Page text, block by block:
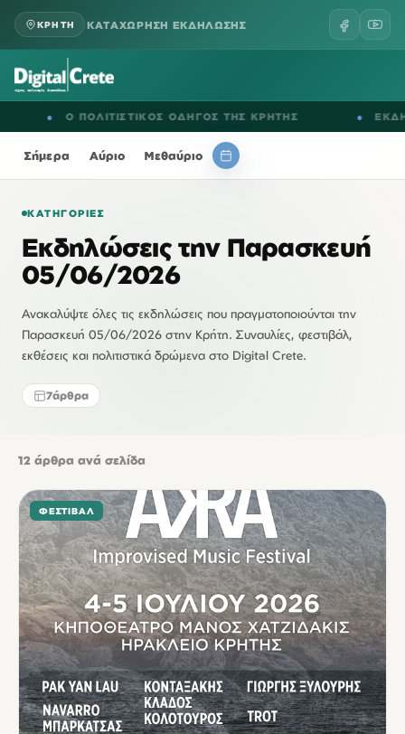
ΚΡΗΤΗ ΚΑΤΑΧΩΡΗΣΗ ΕΚΔΗΛΩΣΗΣ
Ο ΠΟΛΙΤΙΣΤΙΚΟΣ ΟΔΗΓΟΣ ΤΗΣ ΚΡΗΤΗΣ
Σήμερα Αύριο Μεθαύριο
ΚΑΤΗΓΟΡΊΕΣ
Εκδηλώσεις την Παρασκευή
05/06/2026
Ανακαλύψτε όλες τις εκδηλώσεις που πραγματοποιούνται την
Παρασκευή 05/06/2026 στην Κρήτη. Συναυλίες, φεστιβάλ,
εκθέσεις και πολιτιστικά δρώμενα στο Digital Crete.
7άρθρα
12 άρθρα ανά σελίδα
ΦΕΣΤΙΒΆΛ